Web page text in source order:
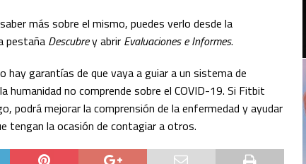
más sobre el mismo, puedes verlo desde la
pestaña Descubrey abrir Evaluaciones e Informes.
garantías de que vaya a guiar a un sistema de
humanidad no comprende sobre el COVID-19. Si Fitbit
podrá mejorar la comprensión de la enfermedad y ayudar
tengan la ocasión de contagiar a otros.